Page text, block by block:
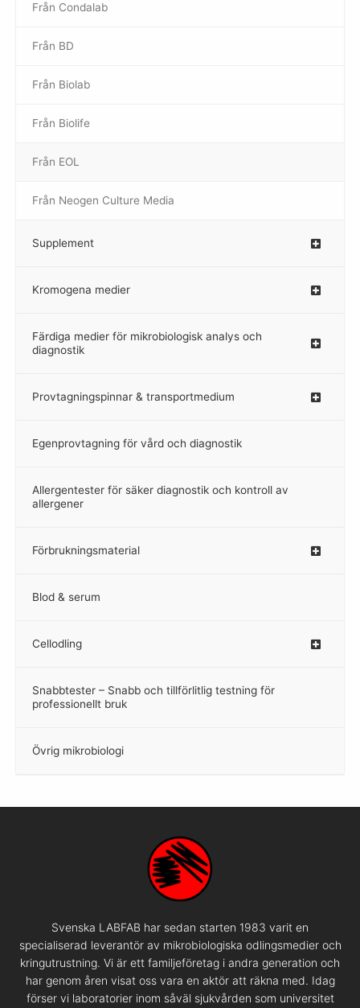
Från Condalab
Från BD
Från Biolab
–
Från Biolife
–
Från EOL
–
Från Neogen Culture Media
–
Supplement
–
Kromogena medier
–
Färdiga medier för mikrobiologisk analys och
diagnostik
Provtagningspinnar & transportmedium
–
Egenprovtagning för vård och diagnostik
–
Allergentester för säker diagnostik och kontroll av
allergener
–
Förbrukningsmaterial
Blod & serum
Cellodling
–
Snabbtester – Snabb och tillförlitlig testning för
professionellt bruk
–
Övrig mikrobiologi
–
Svenska LABFAB har sedan starten 1983 varit en
specialiserad leverantör av mikrobiologiska odlingsmedier och
kringutrustning. Vi är ett familjeföretag i andra generation och
har genom åren visat oss vara en aktör att räkna med. Idag
förser vi laboratorier inom såväl sjukvården som universitet